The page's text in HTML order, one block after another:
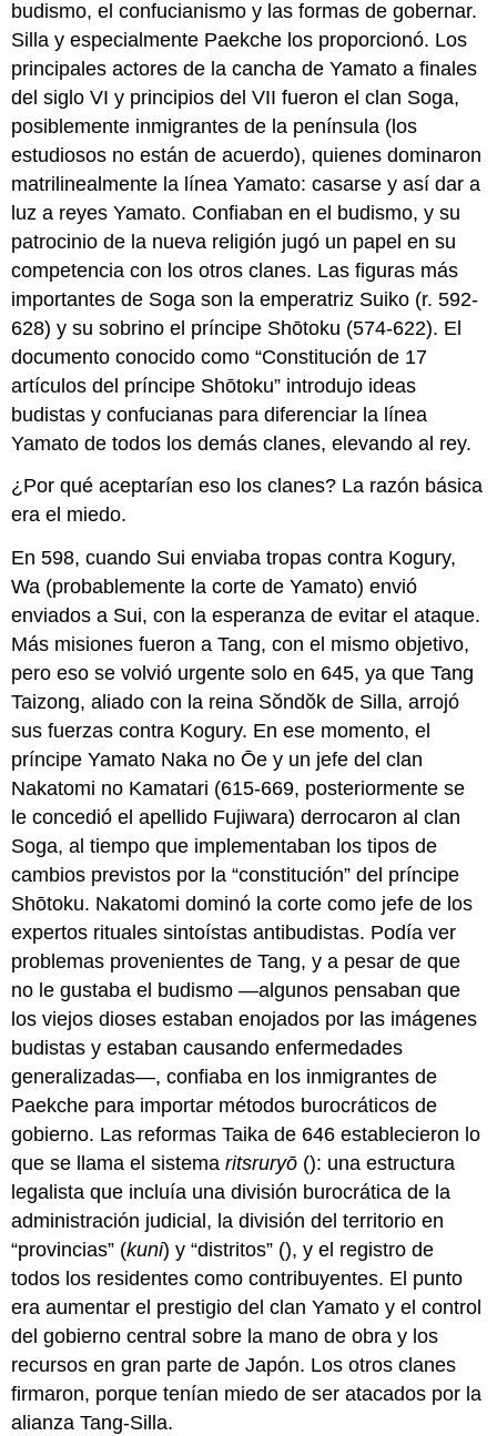
budismo, el confucianismo y las formas de gobernar.
Silla y especialmente Paekche los proporcionó. Los
principales actores de la cancha de Yamato a finales
del siglo VI y principios del VII fueron el clan Soga,
posiblemente inmigrantes de la península (los
estudiosos no están de acuerdo), quienes dominaron
matrilinealmente la línea Yamato: casarse y así dar a
luz a reyes Yamato. Confiaban en el budismo, y su
patrocinio de la nueva religión jugó un papel en su
competencia con los otros clanes. Las figuras más
importantes de Soga son la emperatriz Suiko (r. 592-
628) y su sobrino el príncipe Shōtoku (574-622). El
documento conocido como “Constitución de 17
artículos del príncipe Shōtoku” introdujo ideas
budistas y confucianas para diferenciar la línea
Yamato de todos los demás clanes, elevando al rey.
¿Por qué aceptarían eso los clanes? La razón básica
era el miedo.
En 598, cuando Sui enviaba tropas contra Kogury,
Wa (probablemente la corte de Yamato) envió
enviados a Sui, con la esperanza de evitar el ataque.
Más misiones fueron a Tang, con el mismo objetivo,
pero eso se volvió urgente solo en 645, ya que Tang
Taizong, aliado con la reina Sŏndŏk de Silla, arrojó
sus fuerzas contra Kogury. En ese momento, el
príncipe Yamato Naka no Ōe y un jefe del clan
Nakatomi no Kamatari (615-669, posteriormente se
le concedió el apellido Fujiwara) derrocaron al clan
Soga, al tiempo que implementaban los tipos de
cambios previstos por la “constitución” del príncipe
Shōtoku. Nakatomi dominó la corte como jefe de los
expertos rituales sintoístas antibudistas. Podía ver
problemas provenientes de Tang, y a pesar de que
no le gustaba el budismo —algunos pensaban que
los viejos dioses estaban enojados por las imágenes
budistas y estaban causando enfermedades
generalizadas—, confiaba en los inmigrantes de
Paekche para importar métodos burocráticos de
gobierno. Las reformas Taika de 646 establecieron lo
que se llama el sistemaritsruryō (): una estructura
legalista que incluía una división burocrática de la
administración judicial, la división del territorio en
“provincias” (kuni) y “distritos” (), y el registro de
todos los residentes como contribuyentes. El punto
era aumentar el prestigio del clan Yamato y el control
del gobierno central sobre la mano de obra y los
recursos en gran parte de Japón. Los otros clanes
firmaron, porque tenían miedo de ser atacados por la
alianza Tang-Silla.